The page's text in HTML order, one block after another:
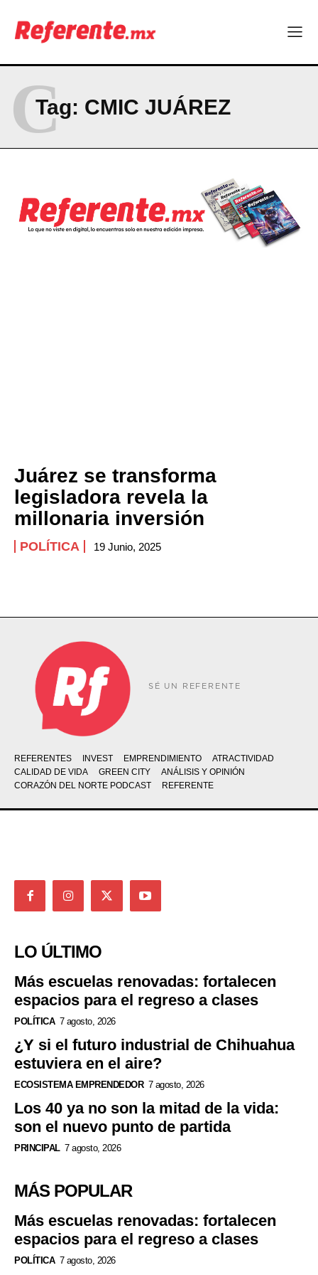
Company
ABOUT
CONTACT
PRIVACY POLICY
Tag: CMIC JUÁREZ
C
Juárez se transforma
legisladora revela la
millonaria inversión
POLÍTICA 19 Junio, 2025
SÉ UN REFERENTE
REFERENTES INVEST EMPRENDIMIENTO
ATRACTIVIDAD
CALIDAD DE VIDA
GREEN CITY
ANÁLISIS Y OPINIÓN
CORAZÓN DEL NORTE PODCAST
REFERENTE
LO ÚLTIMO
Más escuelas renovadas: fortalecen
espacios para el regreso a clases
POLÍTICA 7 agosto, 2026
¿Y si el futuro industrial de Chihuahua
estuviera en el aire?
ECOSISTEMA EMPRENDEDOR 7 agosto, 2026
Los 40 ya no son la mitad de la vida:
son el nuevo punto de partida
PRINCIPAL 7 agosto, 2026
MÁS POPULAR
Más escuelas renovadas: fortalecen
espacios para el regreso a clases
POLÍTICA 7 agosto, 2026